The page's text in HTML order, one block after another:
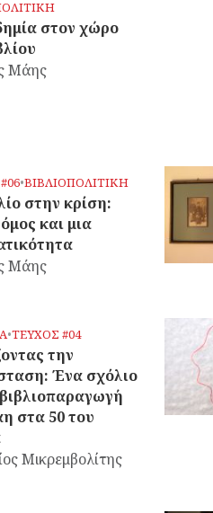
στον χώρο
Μάης
•ΒΙΒΛΙΟΠΟΛΙΤΙΚΗ
στην κρίση:
και μια
Μάης
•ΤΕΥΧΟΣ #04
την
Ένα σχόλιο
στα 50 του
Μικρεμβολίτης